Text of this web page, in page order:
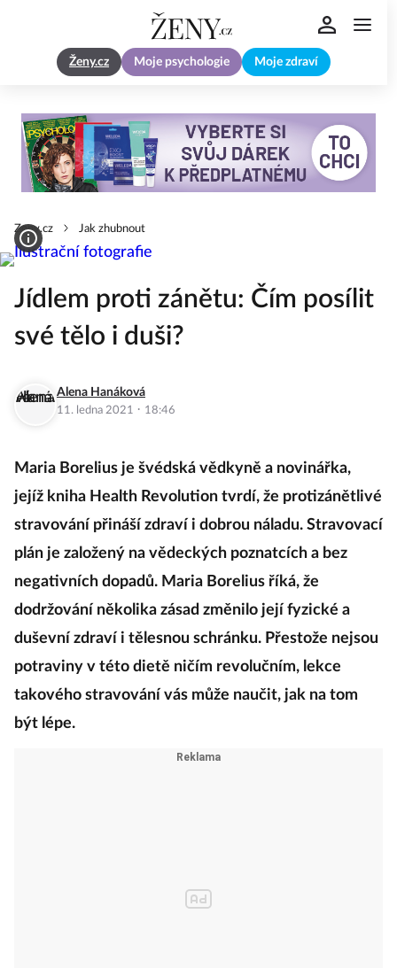
Ženy.cz Moje psychologie Moje zdraví
Zeny.cz Jak zhubnout
Jídlem proti zánětu: Čím posílit
své tělo i duši?
Alena Hanáková
11. ledna 2021 · 18:46
Maria Borelius je švédská vědkyně a novinářka,
jejíž kniha Health Revolution tvrdí, že protizánětlivé
stravování přináší zdraví i dobrou náladu. Stravovací
plán je založený na vědeckých poznatcích a bez
negativních dopadů. Maria Borelius říká, že
dodržování několika zásad změnilo její fyzické a
duševní zdraví i tělesnou schránku. Přestože nejsou
potraviny v této dietě ničím revolučním, lekce
takového stravování vás může naučit, jak na tom
být lépe.